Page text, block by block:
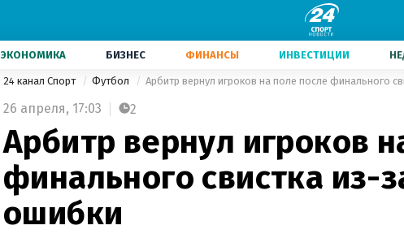
ЭКОНОМИКА БИЗНЕС ФИНАНСЫ ИНВЕСТИЦИИ
24 канал Спорт Футбол Арбитр вернул игроков на поле после финального
26 апреля, 17:03 2
Арбитр вернул игроков
финального свистка из-
ошибки